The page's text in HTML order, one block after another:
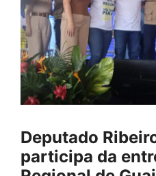
Deputado
participa da